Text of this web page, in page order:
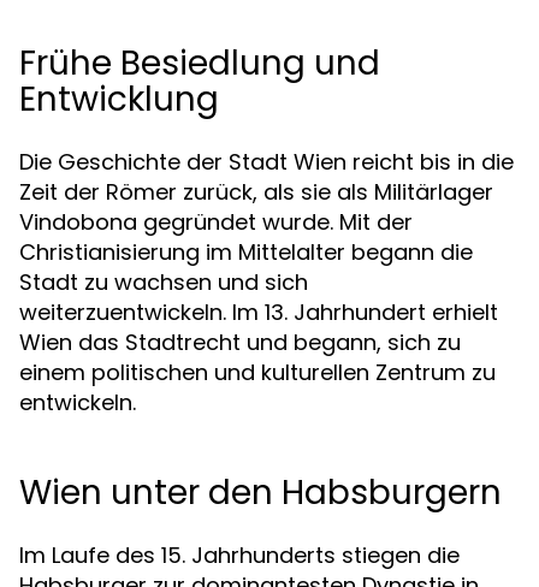
Frühe Besiedlung und
Entwicklung
Die Geschichte der Stadt Wien reicht bis in die
Zeit der Römer zurück, als sie als Militärlager
Vindobona gegründet wurde. Mit der
Christianisierung im Mittelalter begann die
Stadt zu wachsen und sich
weiterzuentwickeln. Im 13. Jahrhundert erhielt
Wien das Stadtrecht und begann, sich zu
einem politischen und kulturellen Zentrum zu
entwickeln.
Wien unter den Habsburgern
Im Laufe des 15. Jahrhunderts stiegen die